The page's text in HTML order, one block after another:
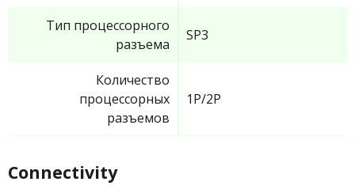
Тип процессорного
разъема
SP3
Количество
процессорных
разъемов
1P/2P
Connectivity